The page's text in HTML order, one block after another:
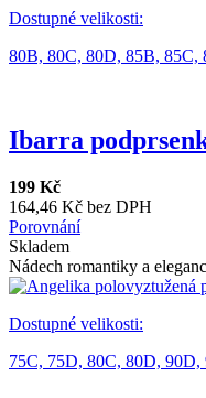
Dostupné velikosti:
80B, 80C, 80D, 85B, 85C,
Ibarra
199 Kč
164,46 Kč bez DPH
Porovnání
Skladem
Nádech romantiky a
Dostupné velikosti:
75C, 75D, 80C, 80D, 90D,